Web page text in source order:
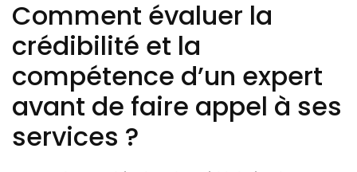
Comment évaluer la
crédibilité et la
compétence d’un expert
avant de faire appel à ses
services ?